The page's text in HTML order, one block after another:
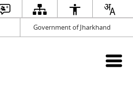
Government of Jharkhand